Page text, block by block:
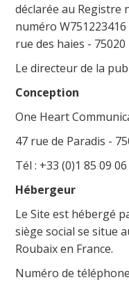
déclarée au Registre
numéro
rue des haies - 75020
Le directeur de la
Conception
One Heart
47 rue de Paradis -
Tél : +33 (0)1 85 09
Hébergeur
Le Site est hébergé
siège social se situe
Roubaix en France.
Numéro de